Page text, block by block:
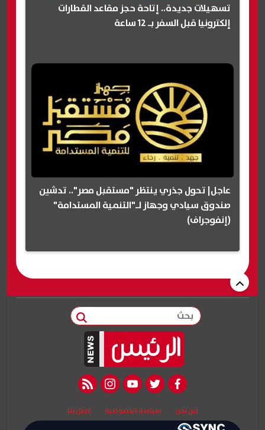
تسهيلات جديدة.. إتاحة حجز مقاعد القطارات
إلكترونيا قبل السفر بـ 12 ساعة
عاجل| تحول جذري ينتظر "مستقبل مصر".. تدشين
صندوق سيادي وجهاز لـ"التنمية المستدامة"
(إنفوجراف)
بحث
facebook
twitter
youtube
instagram
rss feed
من نحن سياسة الخصوصية اتصل بنا